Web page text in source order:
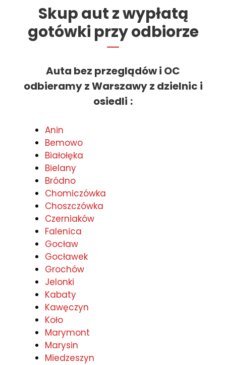
Skup aut z wypłatą
gotówki przy odbiorze
Auta bez przeglądów i OC
odbieramy z Warszawy z dzielnic i
osiedli :
Anin
Bemowo
Białołęka
Bielany
Bródno
Chomiczówka
Choszczówka
Czerniaków
Falenica
Gocław
Gocławek
Grochów
Jelonki
Kabaty
Kawęczyn
Koło
Marymont
Marysin
Miedzeszyn